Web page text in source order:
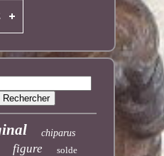
chiparus
figure solde